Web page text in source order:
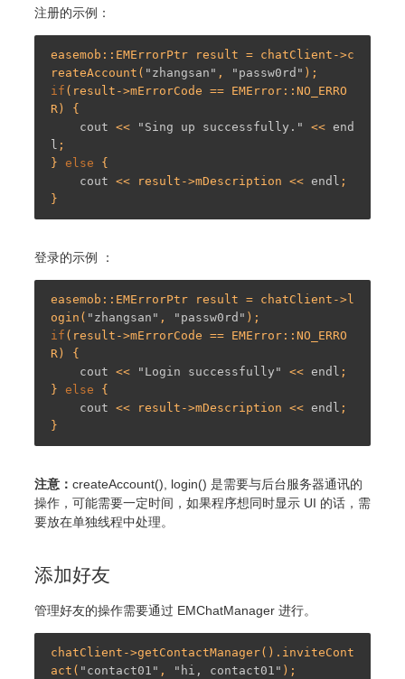
注册的示例：
easemob::EMErrorPtr result = chatClient->c
reateAccount( "zhangsan" , "passw0rd"
if (result->mErrorCode == EMError::NO_ERRO
R) {
cout << "Sing up successfully." << end
l ;
} else {
cout << result->mDescription << endl ;
登录的示例 ：
easemob::EMErrorPtr result = chatClient->l
ogin( "zhangsan" , "passw0rd"
if (result->mErrorCode == EMError::NO_ERRO
R) {
cout << "Login successfully" << endl ;
} else {
cout << result->mDescription << endl ;
注意： createAccount(), login() 是需要与后台服务器通讯的
操作，可能需要一定时间，如果程序想同时显示 UI 的话，需
要放在单独线程中处理。
添加好友
管理好友的操作需要通过 EMChatManager 进行。
chatClient->getContactManager().inviteCont
act( "contact01" , "hi, contact01"